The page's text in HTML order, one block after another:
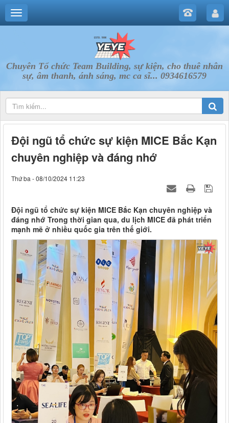
Chuyên Tổ chức Team Building, sự kiện, cho thuê nhân
sự, âm thanh, ánh sáng, mc ca sĩ... 0934616579
Đội ngũ tổ chức sự kiện MICE Bắc Kạn
chuyên nghiệp và đáng nhớ
Thứ ba - 08/10/2024 11:23
Đội ngũ tổ chức sự kiện MICE Bắc Kạn chuyên nghiệp và
đáng nhớ Trong thời gian qua, du lịch MICE đã phát triển
mạnh mẽ ở nhiều quốc gia trên thế giới.